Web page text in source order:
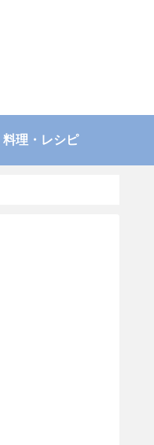
料理・レシピ